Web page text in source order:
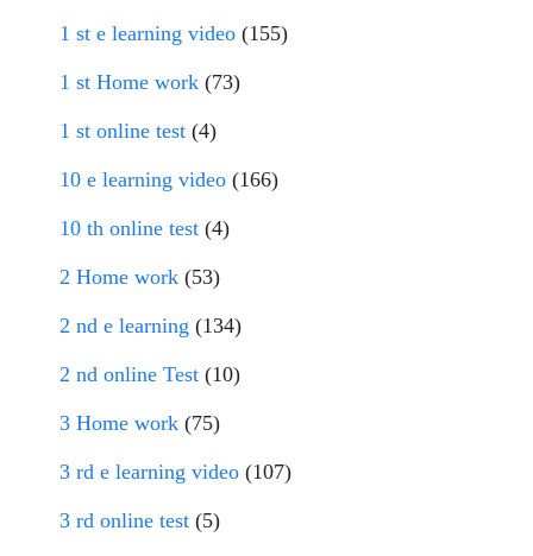
1 st e learning video (155)
1 st Home work (73)
1 st online test (4)
10 e learning video (166)
10 th online test (4)
2 Home work (53)
2 nd e learning (134)
2 nd online Test (10)
3 Home work (75)
3 rd e learning video (107)
3 rd online test (5)